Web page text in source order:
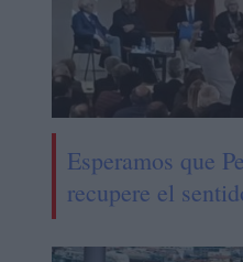
Esperamos que
recupere el